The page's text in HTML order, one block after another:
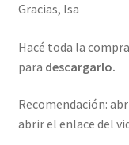
Gracias, Isa
Hacé toda la
para descargarlo.
Recomendación:
abrir el enlace del